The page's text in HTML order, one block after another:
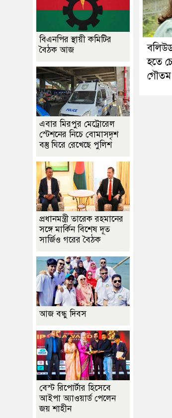
হতে
গৌতম
বিএনপির স্থায়ী কমিটির
বৈঠক আজ
এবার মিরপুর মেট্রোরেল
স্টেশনের নিচে বোমাসদৃশ
বস্তু ঘিরে রেখেছে পুলিশ
প্রধানমন্ত্রী তারেক রহমানের
সঙ্গে মার্কিন বিশেষ দূত
সার্জিও গরের বৈঠক
আজ বন্ধু দিবস
বেস্ট রিপোর্টার হিসেবে
আইপা অ্যাওয়ার্ড পেলেন
জয় শাহীন